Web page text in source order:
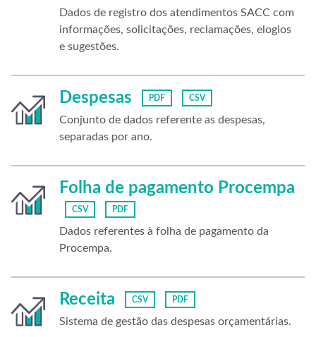
Dados de registro dos atendimentos SACC com
informações, solicitações, reclamações, elogios
e sugestões.
Despesas PDF CSV
Conjunto de dados referente as despesas,
separadas por ano.
Folha de pagamento Procempa
CSV PDF
Dados referentes à folha de pagamento da
Procempa.
Receita CSV PDF
Sistema de gestão das despesas orçamentárias.